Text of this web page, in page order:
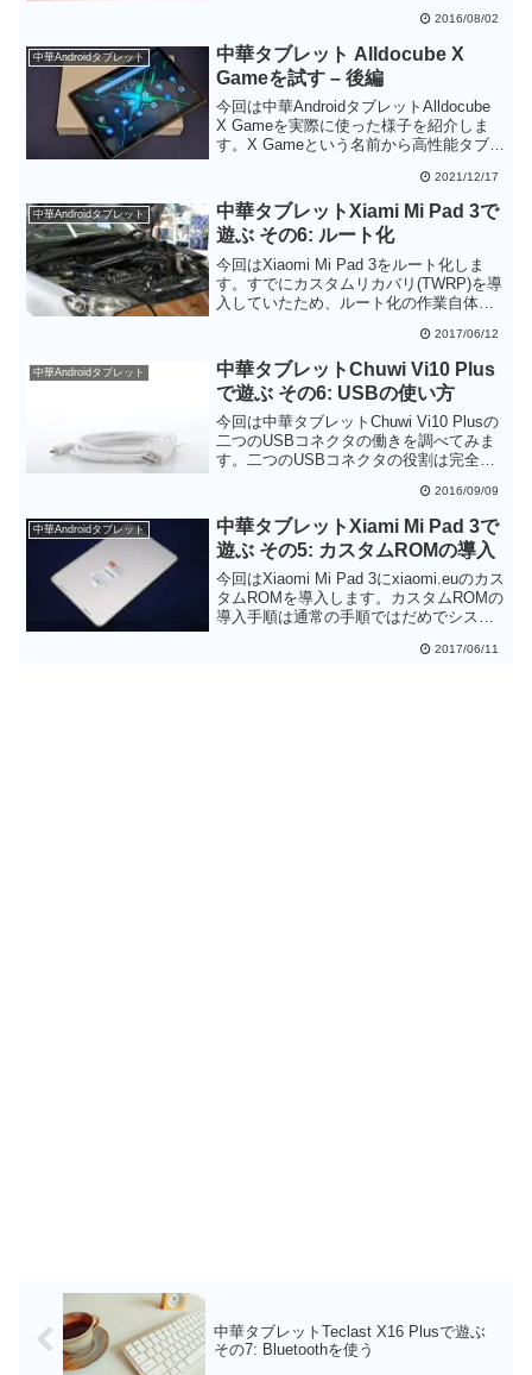
ずに素のAndroidに近いのは良い感じで
す。内臓ストレージに余裕があるのも
Android側を使おうという気にさせます。
2016/08/02
中華Androidタブレット
中華タブレット Alldocube X
Gameを試す – 後編
今回は中華AndroidタブレットAlldocube
X Gameを実際に使った様子を紹介しま
す。X Gameという名前から高性能タブレ
度はそれほど速くありませんでした。し
かし、搭載されているセンサーが比較的
多くVR動画の視聴が可能であったり、金
属ボディで放熱性が高かったり、通知を
抑止するゲームモードが搭載されていた
りと、ゲームプレーを意識した作りには
なっています。
2021/12/17
中華Androidタブレット
中華タブレットXiami Mi Pad 3で
遊ぶ その6: ルート化
今回はXiaomi Mi Pad 3をルート化しま
す。すでにカスタムリカバリ(TWRP)を導
入していたため、ルート化の作業自体は
と合わせてルート化しておくと良いでし
ょう。
2017/06/12
中華Androidタブレット
中華タブレットChuwi Vi10 Plus
で遊ぶ その6: USBの使い方
今回は中華タブレットChuwi Vi10 Plusの
二つのUSBコネクタの働きを調べてみま
す。二つのUSBコネクタの役割は完全に
ト機能としてしか使用できないことが分
かりました。それなのにUSBホストケー
ブルが同梱していないところは不親切だ
と思います。
2016/09/09
中華Androidタブレット
中華タブレットXiami Mi Pad 3で
遊ぶ その5: カスタムROMの導入
今回はXiaomi Mi Pad 3にxiaomi.euのカス
タムROMを導入します。カスタムROMの
導入手順は通常の手順ではだめでシステ
間が必要でした。xiaomi.euには日本語リ
2017/06/11
中華タブレットTeclast X16 Plusで遊ぶ
その7: Bluetoothを使う